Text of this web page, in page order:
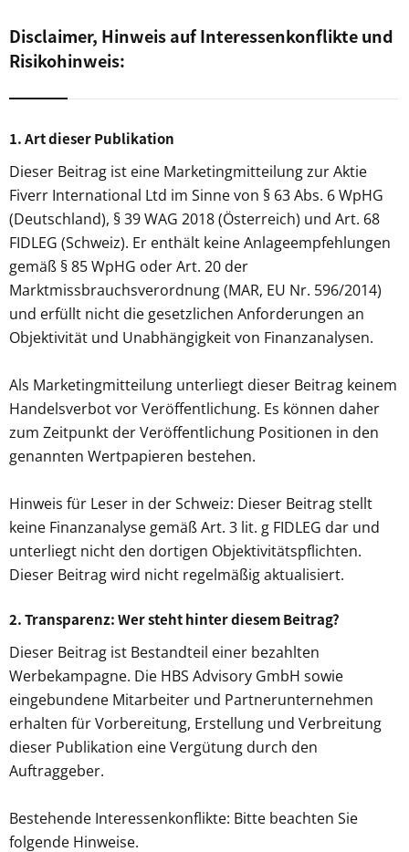
Disclaimer, Hinweis auf Interessenkonflikte und
Risikohinweis:
1. Art dieser Publikation
Dieser Beitrag ist eine Marketingmitteilung zur Aktie
Fiverr International Ltd im Sinne von § 63 Abs. 6 WpHG
(Deutschland), § 39 WAG 2018 (Österreich) und Art. 68
FIDLEG (Schweiz). Er enthält keine Anlageempfehlungen
gemäß § 85 WpHG oder Art. 20 der
Marktmissbrauchsverordnung (MAR, EU Nr. 596/2014)
und erfüllt nicht die gesetzlichen Anforderungen an
Objektivität und Unabhängigkeit von Finanzanalysen.
Als Marketingmitteilung unterliegt dieser Beitrag keinem
Handelsverbot vor Veröffentlichung. Es können daher
zum Zeitpunkt der Veröffentlichung Positionen in den
genannten Wertpapieren bestehen.
Hinweis für Leser in der Schweiz: Dieser Beitrag stellt
keine Finanzanalyse gemäß Art. 3 lit. g FIDLEG dar und
unterliegt nicht den dortigen Objektivitätspflichten.
Dieser Beitrag wird nicht regelmäßig aktualisiert.
2. Transparenz: Wer steht hinter diesem Beitrag?
Dieser Beitrag ist Bestandteil einer bezahlten
Werbekampagne. Die HBS Advisory GmbH sowie
eingebundene Mitarbeiter und Partnerunternehmen
erhalten für Vorbereitung, Erstellung und Verbreitung
dieser Publikation eine Vergütung durch den
Auftraggeber.
Bestehende Interessenkonflikte: Bitte beachten Sie
folgende Hinweise.